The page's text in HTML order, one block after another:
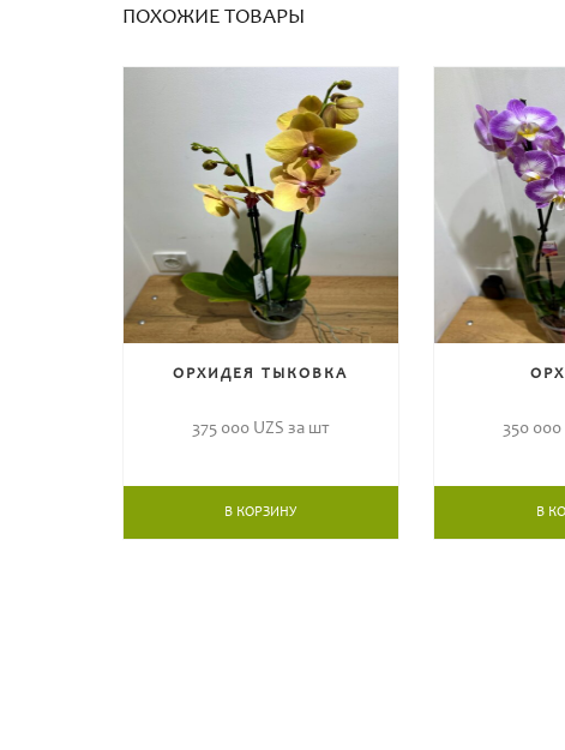
ПОХОЖИЕ ТОВАРЫ
ОРХИДЕЯ ТЫКОВКА
375 000 UZS за шт
В КОРЗИНУ
350 000
В